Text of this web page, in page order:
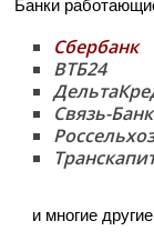
Банки
Сбербанк
ВТБ24
Связь-Банк
и многие